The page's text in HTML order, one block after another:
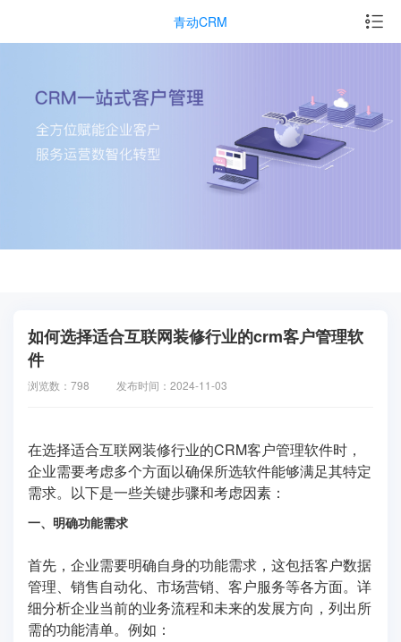
青动CRM
如何选择适合互联网装修行业的crm客户管理软
件
浏览数：798 发布时间：2024-11-03
在选择适合互联网装修行业的CRM客户管理软件时，
企业需要考虑多个方面以确保所选软件能够满足其特定
需求。以下是一些关键步骤和考虑因素：
一、明确功能需求
首先，企业需要明确自身的功能需求，这包括客户数据
管理、销售自动化、市场营销、客户服务等各方面。详
细分析企业当前的业务流程和未来的发展方向，列出所
需的功能清单。例如：